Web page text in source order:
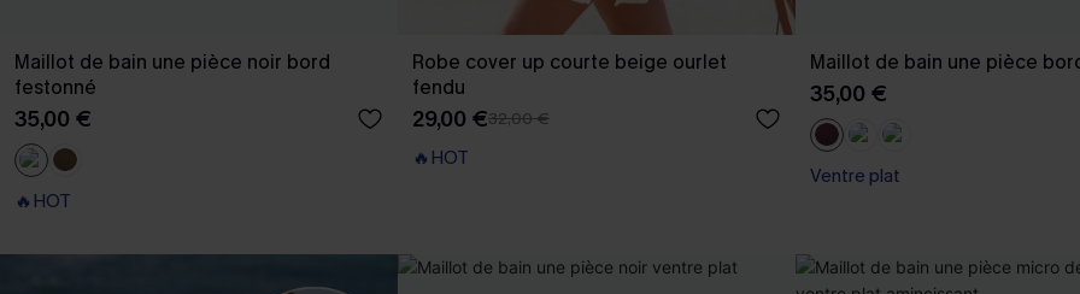
Maillot de bain une pièce noir bord
festonné
35,00 €
🔥HOT
Robe cover up courte beige ourlet
fendu
29,00 €32,00 €
🔥HOT
Maillot de bain une pièce
35,00 €
Ventre plat